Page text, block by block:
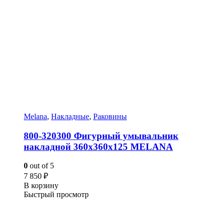
Melana, Накладные, Раковины
800-320300 Фигурный умывальник
накладной 360х360х125 MELANA
0 out of 5
7 850 ₽
В корзину
Быстрый просмотр